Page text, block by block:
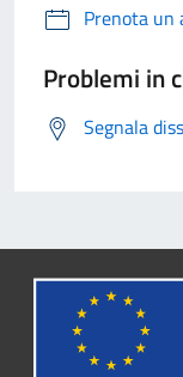
Prenota un
Problemi in
Segnala